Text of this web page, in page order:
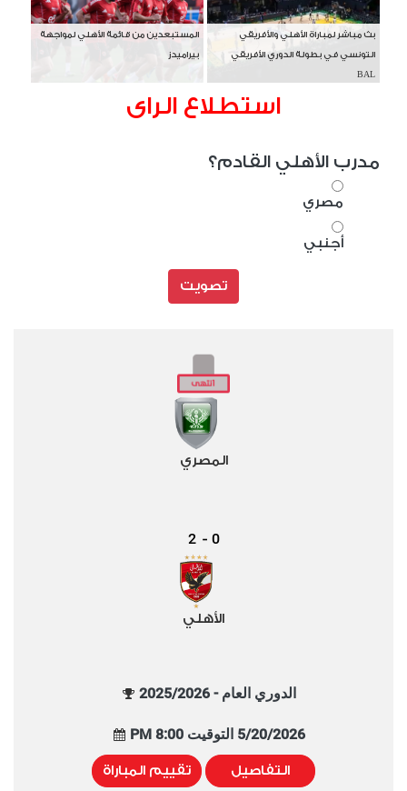
بث مباشر لمباراة الأهلي والأفريقي
التونسي في بطولة الدوري الأفريقي
BAL
المستبعدين من قائمة الأهلي لمواجهة
بيراميدز
استطلاع الراى
مدرب الأهلي القادم؟
مصري
أجنبي
تصويت
المصري
0
-
2
الأهلي
الدوري العام - 2025/2026
5/20/2026 التوقيت 8:00 PM
التفاصيل تقييم المباراة